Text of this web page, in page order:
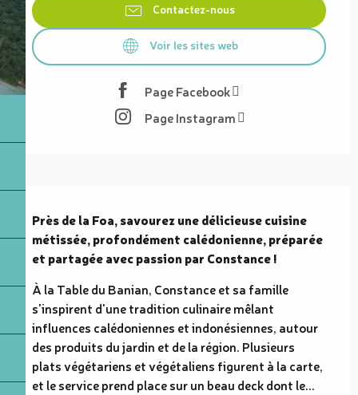
Contactez-nous
Voir les sites web
Page Facebook
Page Instagram
Description
Près de la Foa, savourez une délicieuse cuisine
métissée, profondément calédonienne, préparée
et partagée avec passion par Constance !
À la Table du Banian, Constance et sa famille
s'inspirent d'une tradition culinaire mêlant
influences calédoniennes et indonésiennes, autour
des produits du jardin et de la région. Plusieurs
plats végétariens et végétaliens figurent à la carte,
et le service prend place sur un beau deck dont le...